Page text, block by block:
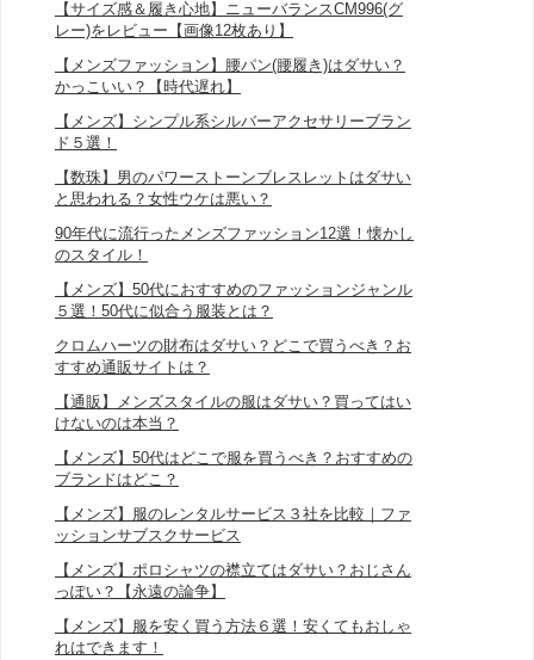
【サイズ感＆履き心地】ニューバランスCM996(グ
レー)をレビュー【画像12枚あり】
【メンズファッション】腰パン(腰履き)はダサい？
かっこいい？【時代遅れ】
【メンズ】シンプル系シルバーアクセサリーブラン
ド５選！
【数珠】男のパワーストーンブレスレットはダサい
と思われる？女性ウケは悪い？
90年代に流行ったメンズファッション12選！懐かし
のスタイル！
【メンズ】50代におすすめのファッションジャンル
５選！50代に似合う服装とは？
クロムハーツの財布はダサい？どこで買うべき？お
すすめ通販サイトは？
【通販】メンズスタイルの服はダサい？買ってはい
けないのは本当？
【メンズ】50代はどこで服を買うべき？おすすめの
ブランドはどこ？
【メンズ】服のレンタルサービス３社を比較｜ファ
ッションサブスクサービス
【メンズ】ポロシャツの襟立てはダサい？おじさん
っぽい？【永遠の論争】
【メンズ】服を安く買う方法６選！安くてもおしゃ
れはできます！